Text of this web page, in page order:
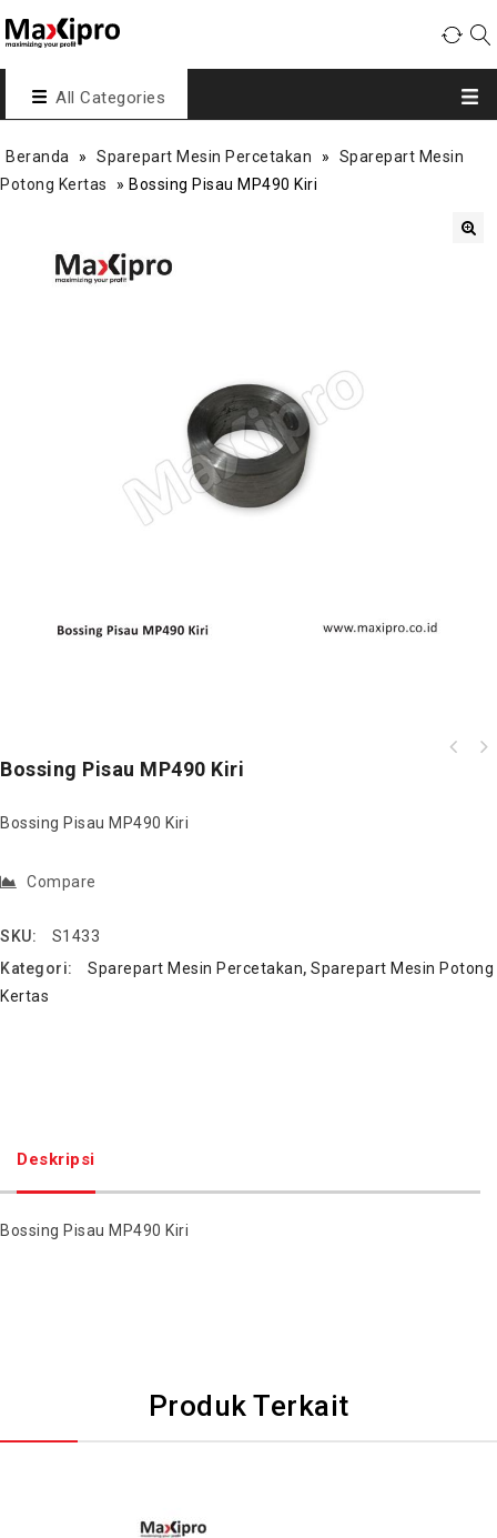
All Categories
Beranda » Sparepart Mesin Percetakan »
Sparepart Mesin
Potong Kertas
» Bossing Pisau MP490 Kiri
Bossing Pisau MP490 Kiri
Bossing Pisau MP490 Kiri
Compare
SKU:
S1433
Kategori:
Sparepart Mesin Percetakan, Sparepart Mesin Potong
Kertas
Deskripsi
Bossing Pisau MP490 Kiri
Produk Terkait